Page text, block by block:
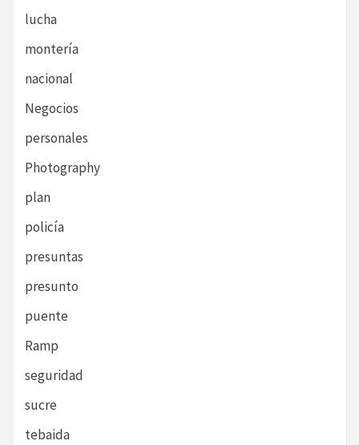
lucha
montería
nacional
Negocios
personales
Photography
plan
policía
presuntas
presunto
puente
Ramp
seguridad
sucre
tebaida